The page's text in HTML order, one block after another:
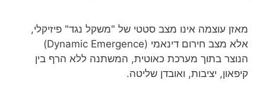
מאזן עוצמה אינו מצב סטטי של "משקל נגד" פיזיקלי,
אלא מצב חירום דינאמי (Dynamic Emergence)
הנוצר בתוך מערכת כאוטית, המשתנה ללא הרף בין
קיפאון, יציבות, ואובדן שליטה.